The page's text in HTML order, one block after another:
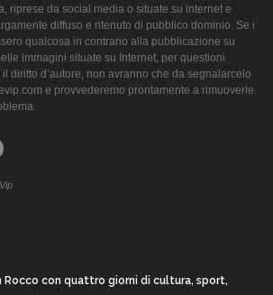
riprese da social media o situate su internet e
diffuso e ritenuto di pubblico dominio. Se i
qualcosa in contrario alla pubblicazione su
immagini situate su Internet, per questioni
diritto d’autore, non avranno che da segnalarcelo
e provvederemo prontamente a rimuoverle
Rocco con quattro giorni di cultura, sport,